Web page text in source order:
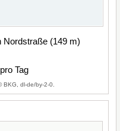
Nordstraße (149 m)
Tag
BKG, dl-de/by-2-0.